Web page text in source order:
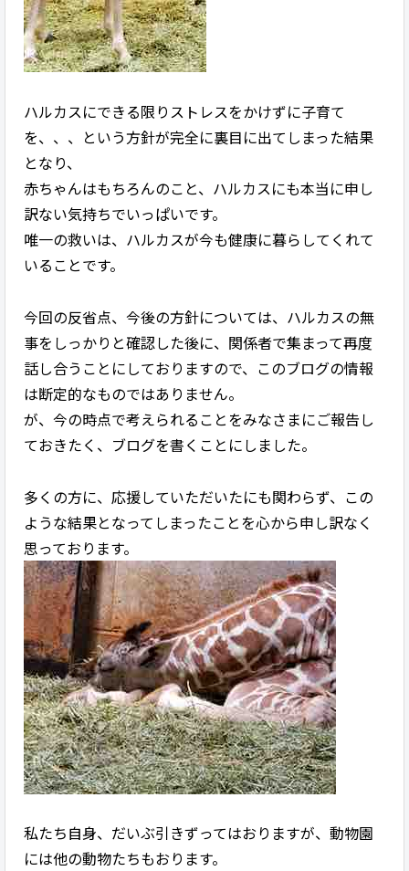
ハルカスにできる限りストレスをかけずに子育て
を、、、という方針が完全に裏目に出てしまった結果
となり、
赤ちゃんはもちろんのこと、ハルカスにも本当に申し
訳ない気持ちでいっぱいです。
唯一の救いは、ハルカスが今も健康に暮らしてくれて
いることです。
今回の反省点、今後の方針については、ハルカスの無
事をしっかりと確認した後に、関係者で集まって再度
話し合うことにしておりますので、このブログの情報
は断定的なものではありません。
が、今の時点で考えられることをみなさまにご報告し
ておきたく、ブログを書くことにしました。
多くの方に、応援していただいたにも関わらず、この
ような結果となってしまったことを心から申し訳なく
思っております。
私たち自身、だいぶ引きずってはおりますが、動物園
には他の動物たちもおります。